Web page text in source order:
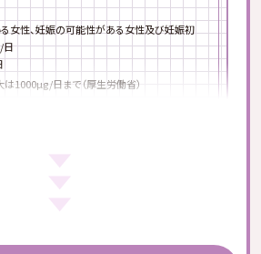
女性、妊娠の可能性がある女性及び妊娠初
日
1000µg/日まで（厚生労働省）